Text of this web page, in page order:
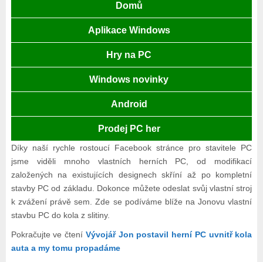
Domů
Aplikace Windows
Hry na PC
Windows novinky
Android
Prodej PC her
Díky naší rychle rostoucí Facebook stránce pro stavitele PC
jsme viděli mnoho vlastních herních PC, od modifikací
založených na existujících designech skříní až po kompletní
stavby PC od základu. Dokonce můžete odeslat svůj vlastní stroj
k zvážení právě sem. Zde se podíváme blíže na Jonovu vlastní
stavbu PC do kola z slitiny.
Pokračujte ve čtení Vývojář Jon postavil herní PC uvnitř kola
auta a my tomu propadáme